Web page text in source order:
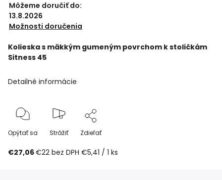
€27,06€22 bez DPH €5,41 / 1 ks
Môžeme doručiť do:
13.8.2026
Možnosti doručenia
Kolieska s mäkkým gumeným povrchom k stoličkám
Sitness 45
Detailné informácie
Opýtať sa Strážiť Zdieľať